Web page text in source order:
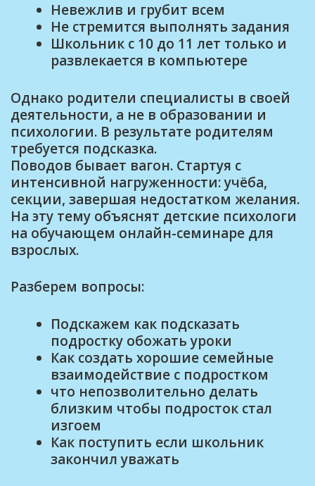
Невежлив и грубит всем
Не стремится выполнять задания
Школьник с 10 до 11 лет только и
развлекается в компьютере
Однако родители специалисты в своей
деятельности, а не в образовании и
психологии. В результате родителям
требуется подсказка.
Поводов бывает вагон. Стартуя с
интенсивной нагруженности: учёба,
секции, завершая недостатком желания.
На эту тему объяснят детские психологи
на обучающем онлайн-семинаре для
взрослых.
Разберем вопросы:
Подскажем как подсказать
подростку обожать уроки
Как создать хорошие семейные
взаимодействие с подростком
что непозволительно делать
близким чтобы подросток стал
изгоем
Как поступить если школьник
закончил уважать